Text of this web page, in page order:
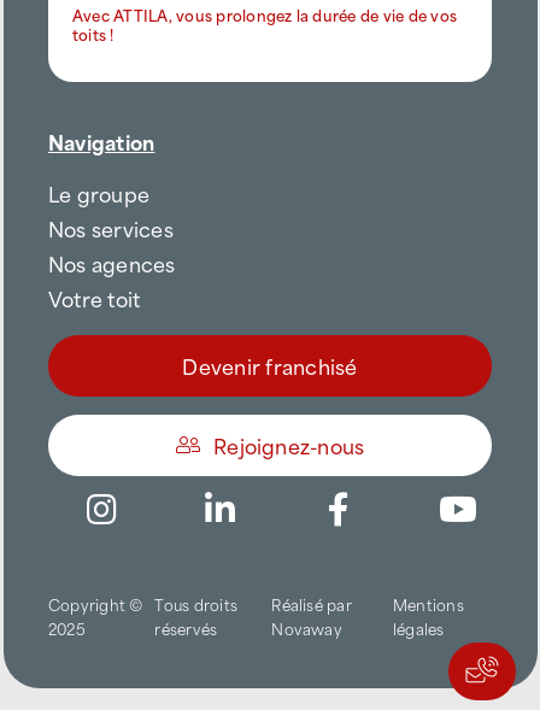
Avec ATTILA, vous prolongez la durée de vie de vos
toits !
Navigation
Le groupe
Nos services
Nos agences
Votre toit
Devenir franchisé
Rejoignez-nous
Copyright ©
2025
Tous droits
réservés
Réalisé par
Novaway
Mentions
légales
Trouver une agence